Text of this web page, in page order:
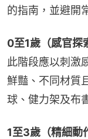
的指南，並避開
0至1歲（感官探
此階段應以刺激
鮮豔、不同材質
球、健力架及布
1至3歲（精細動